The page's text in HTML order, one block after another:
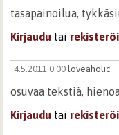
tasapainoilua,
Kirjaudu tai
4.5.2011 0:00 loveaholic
osuvaa tekstiä,
Kirjaudu tai